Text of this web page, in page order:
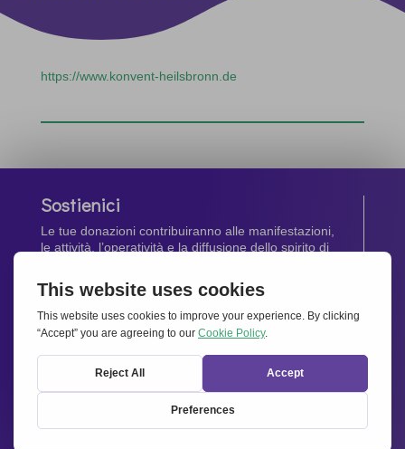
https://www.konvent-heilsbronn.de
Sostienici
Le tue donazioni contribuiranno alle manifestazioni,
le attività, l’operatività e la diffusione dello spirito di
Dona Ora
Newsletter
Rimani aggiornato di tutte le ultime notizie dalla